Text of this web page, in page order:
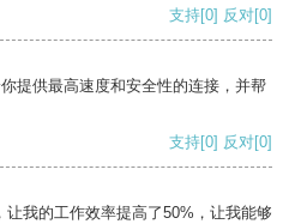
支持[0] 反对[0]
提供最高速度和安全性的连接，并帮
支持[0] 反对[0]
我的工作效率提高了50%，让我能够